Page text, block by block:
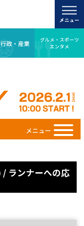
行政・産業
グルメ・スポーツ
エンタメ
メニュー
ランナーへの応